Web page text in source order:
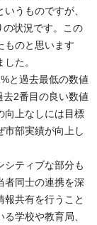
うものですが、
状況です。この
ものと思います
た。
と過去最低の数値
2番目の良い数値
向上なしには目標
市部実績が向上し
シティブな部分も
者同士の連携を深
共有を行うこと
学校や教育局、